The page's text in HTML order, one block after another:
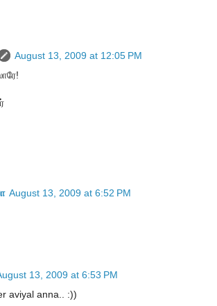
August 13, 2009 at 12:05 PM
August 13, 2009 at 6:52 PM
13, 2009 at 6:53 PM
aviyal anna.. :))